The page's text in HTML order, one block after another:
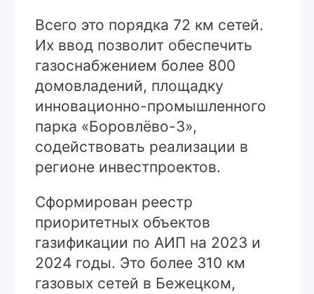
Всего это порядка 72 км сетей.
Их ввод позволит обеспечить
газоснабжением более 800
домовладений, площадку
инновационно-промышленного
парка «Боровлёво-3»,
содействовать реализации в
регионе инвестпроектов.
Сформирован реестр
приоритетных объектов
газификации по АИП на 2023 и
2024 годы. Это более 310 км
газовых сетей в Бежецком,